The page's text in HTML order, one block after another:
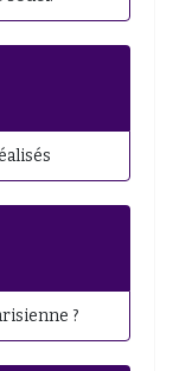
?